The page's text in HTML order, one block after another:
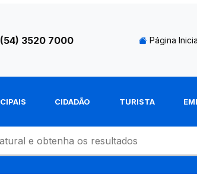
(54) 3520 7000 Página
CIDADÃO TURISTA